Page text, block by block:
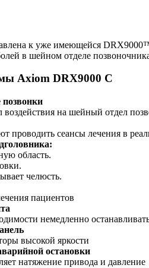
к уже имеющейся
в шейном отделе
Axiom DRX9000 С
на шейный отдел
проводить сеансы лечения в
область.
челюсть.
пациентов
немедленно
высокой яркости
остановки
натяжение привода и давление